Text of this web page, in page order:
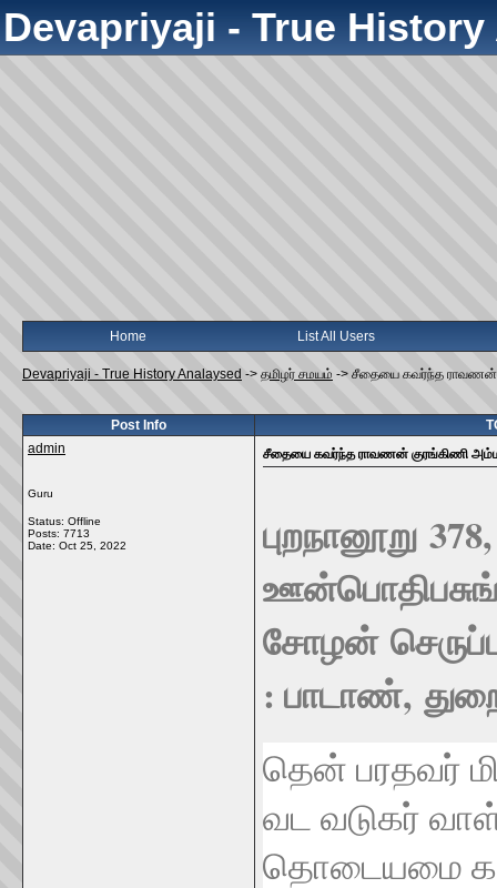
Devapriyaji - True
Home List All Users
Devapriyaji - True History Analaysed -> தமிழர் சமயம் -> சீதையை கவர்ந்த ராவணன்
Post Info
admin
Guru
Status: Offline
Posts: 7713
Date: Oct 25, 2022
சீதையை கவர்ந்த ராவணன் குரங்கிணி
புறநானூறு
ஊன்பொதி
சோழன்
: பாடாண்,
தென் பரதவர்
வட வடுகர்
தொடையமை